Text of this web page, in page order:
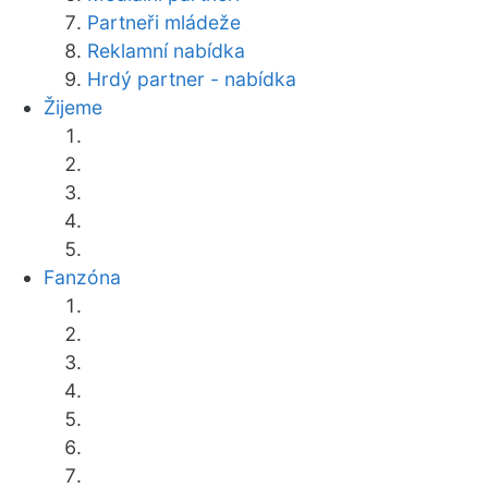
Partneři mládeže
Reklamní nabídka
Hrdý partner - nabídka
Žijeme
Fanzóna